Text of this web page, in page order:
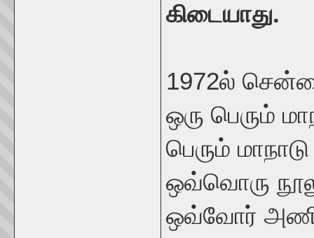
கிடையாது.
1972ல்
ஒரு பெரும்
பெரும்
ஒவ்வொரு
ஒவ்வோர்